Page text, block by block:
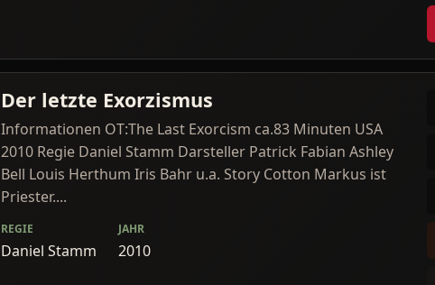
Der letzte Exorzismus
Informationen OT:The Last Exorcism ca.83 Minuten USA
2010 Regie Daniel Stamm Darsteller Patrick Fabian Ashley
Bell Louis Herthum Iris Bahr u.a. Story Cotton Markus ist
Priester....
REGIE
Daniel Stamm
JAHR
2010